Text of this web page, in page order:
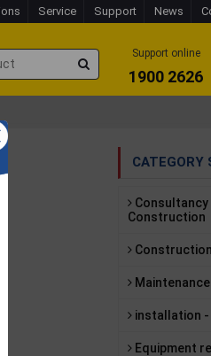
Service Support News
Support online
1900 2626
CATEGORY
Consultancy
Construction
installation -
Equipment